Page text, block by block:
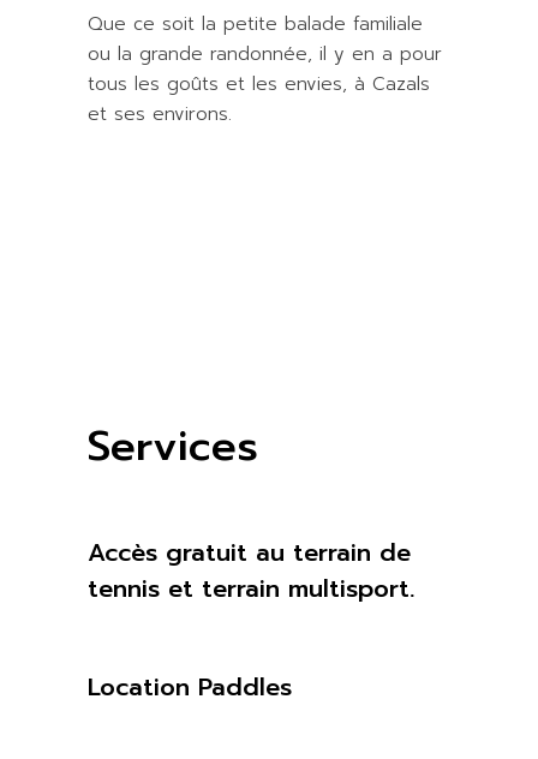
Que ce soit la petite balade familiale
ou la grande randonnée, il y en a pour
tous les goûts et les envies, à Cazals
et ses environs.
Services
Accès gratuit au terrain de
tennis et terrain multisport.
Location Paddles